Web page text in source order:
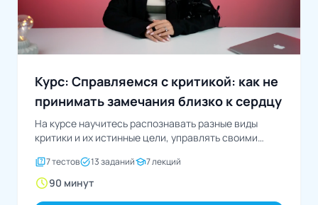
Курс: Справляемся с критикой: как не
принимать замечания близко к сердцу
На курсе научитесь распознавать разные виды
критики и их истинные цели, управлять своими
quiz7 тестовtask_alt13 заданийschool7 лекций
schedule90 минут